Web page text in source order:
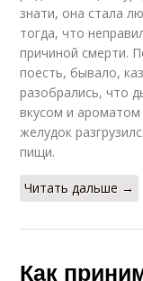
знати, она стала
тогда, что
причиной смерти.
поесть, бывало,
разобрались, что
вкусом и
желудок
пищи.
Читать дальше →
Как